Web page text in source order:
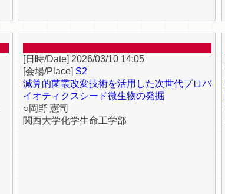
2026/03/10 14:05
S2
減算的菌叢改変技術を活用した次世代プロバ
イオティクスシード微生物の発掘
○岡野 憲司
関西大学化学生命工学部